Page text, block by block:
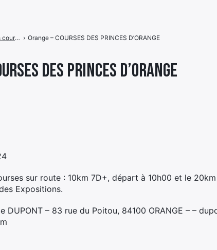
DES PRINCES D’ORANGE
Calendrier des courses › Orange – COURSES DES PRINCES D’ORANGE
sur route : 10km 7D+, départ à 10h00 et le
Expositions.
DUPONT – 83 rue du Poitou, 84100 ORANGE – –